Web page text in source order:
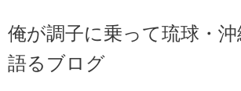
俺が調子に乗って琉球・
語るブログ